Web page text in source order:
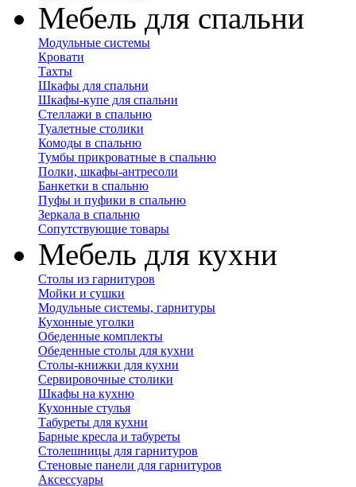
Мебель для спальни
Модульные системы
Кровати
Тахты
Шкафы для спальни
Шкафы-купе для спальни
Стеллажи в спальню
Туалетные столики
Комоды в спальню
Тумбы прикроватные в спальню
Полки, шкафы-антресоли
Банкетки в спальню
Пуфы и пуфики в спальню
Зеркала в спальню
Сопутствующие товары
Мебель для кухни
Столы из гарнитуров
Мойки и сушки
Модульные системы, гарнитуры
Кухонные уголки
Обеденные комплекты
Обеденные столы для кухни
Столы-книжки для кухни
Сервировочные столики
Шкафы на кухню
Кухонные стулья
Табуреты для кухни
Барные кресла и табуреты
Столешницы для гарнитуров
Стеновые панели для гарнитуров
Аксессуары